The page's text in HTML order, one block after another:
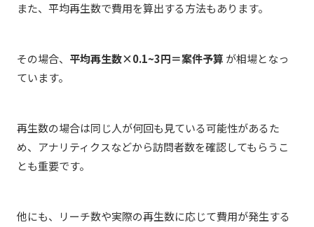
また、平均再生数で費用を算出する方法もあります。
その場合、 平均再生数×0.1~3円＝案件予算 が相場となっ
ています。
再生数の場合は同じ人が何回も見ている可能性があるた
め、アナリティクスなどから訪問者数を確認してもらうこ
とも重要です。
他にも、リーチ数や実際の再生数に応じて費用が発生する